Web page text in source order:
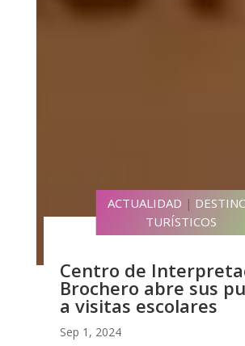
ACTUALIDAD |
TURÍSTICOS
Centro de
Brochero abre sus
a visitas escolares
Sep 1, 2024